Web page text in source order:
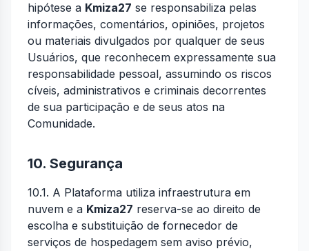
hipótese a Kmiza27 se responsabiliza pelas
informações, comentários, opiniões, projetos
ou materiais divulgados por qualquer de seus
Usuários, que reconhecem expressamente sua
responsabilidade pessoal, assumindo os riscos
cíveis, administrativos e criminais decorrentes
de sua participação e de seus atos na
Comunidade.
10. Segurança
10.1. A Plataforma utiliza infraestrutura em
nuvem e a Kmiza27 reserva-se ao direito de
escolha e substituição de fornecedor de
serviços de hospedagem sem aviso prévio,